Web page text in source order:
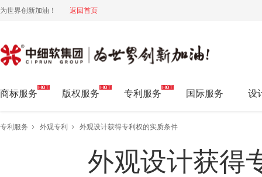
为世界创新加油！ 返回首页
中细软集团 为世界创新加油!
商标服务 版权服务 专利服务 国际服务 设
专利服务 外观专利 外观设计获得专利权的实质条件
外观设计获得